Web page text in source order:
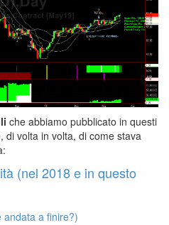
che abbiamo pubblicato in questi
di volta in volta, di come stava
(nel 2018 e in questo
andata a finire?)